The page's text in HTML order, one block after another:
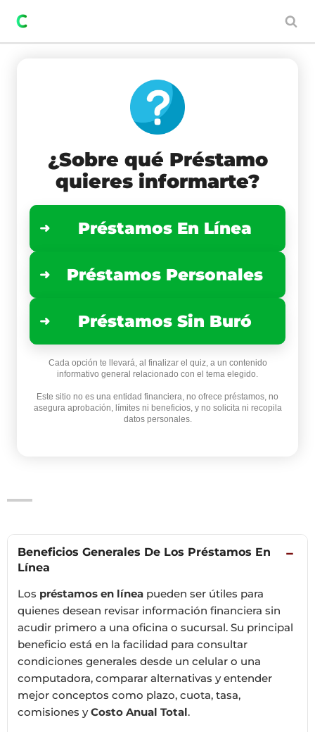
¿Sobre qué Préstamo
quieres informarte?
Préstamos En Línea
Préstamos Personales
Préstamos Sin Buró
Cada opción te llevará, al finalizar el quiz, a un contenido
informativo general relacionado con el tema elegido.
Este sitio no es una entidad financiera, no ofrece préstamos, no
asegura aprobación, límites ni beneficios, y no solicita ni recopila
datos personales.
Beneficios Generales De Los Préstamos En
Línea
−
Los préstamos en línea pueden ser útiles para
quienes desean revisar información financiera sin
acudir primero a una oficina o sucursal. Su principal
beneficio está en la facilidad para consultar
condiciones generales desde un celular o una
computadora, comparar alternativas y entender
mejor conceptos como plazo, cuota, tasa,
comisiones yCosto Anual Total.